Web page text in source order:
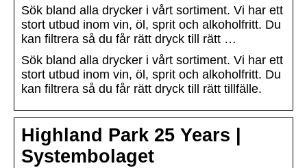
Sök bland alla drycker i vårt sortiment. Vi har ett
stort utbud inom vin, öl, sprit och alkoholfritt. Du
kan filtrera så du får rätt dryck till rätt …
Sök bland alla drycker i vårt sortiment. Vi har ett
stort utbud inom vin, öl, sprit och alkoholfritt. Du
kan filtrera så du får rätt dryck till rätt tillfälle.
Highland Park 25 Years |
Systembolaget